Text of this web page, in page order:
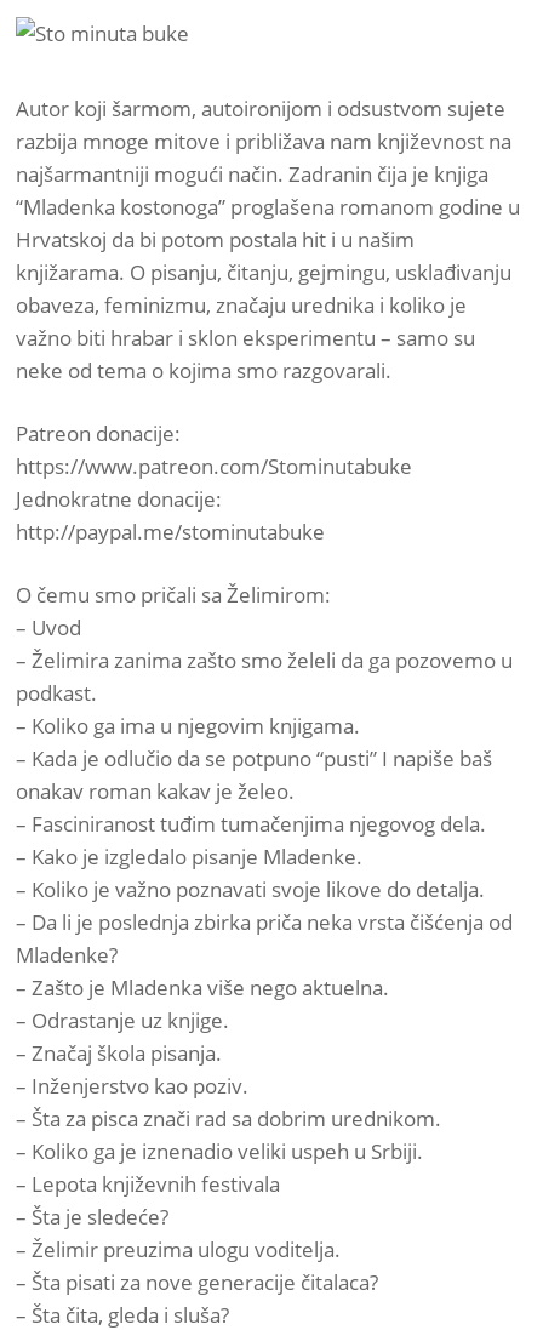
Autor koji šarmom, autoironijom i odsustvom sujete
razbija mnoge mitove i približava nam književnost na
najšarmantniji mogući način. Zadranin čija je knjiga
“Mladenka kostonoga” proglašena romanom godine u
Hrvatskoj da bi potom postala hit i u našim
knjižarama. O pisanju, čitanju, gejmingu, usklađivanju
obaveza, feminizmu, značaju urednika i koliko je
važno biti hrabar i sklon eksperimentu – samo su
neke od tema o kojima smo razgovarali.
Patreon donacije:
https://www.patreon.com/Stominutabuke
Jednokratne donacije:
http://paypal.me/stominutabuke
O čemu smo pričali sa Želimirom:
– Uvod
– Želimira zanima zašto smo želeli da ga pozovemo u
podkast.
– Koliko ga ima u njegovim knjigama.
– Kada je odlučio da se potpuno “pusti” I napiše baš
onakav roman kakav je želeo.
– Fasciniranost tuđim tumačenjima njegovog dela.
– Kako je izgledalo pisanje Mladenke.
– Koliko je važno poznavati svoje likove do detalja.
– Da li je poslednja zbirka priča neka vrsta čišćenja od
Mladenke?
– Zašto je Mladenka više nego aktuelna.
– Odrastanje uz knjige.
– Značaj škola pisanja.
– Inženjerstvo kao poziv.
– Šta za pisca znači rad sa dobrim urednikom.
– Koliko ga je iznenadio veliki uspeh u Srbiji.
– Lepota književnih festivala
– Šta je sledeće?
– Želimir preuzima ulogu voditelja.
– Šta pisati za nove generacije čitalaca?
– Šta čita, gleda i sluša?